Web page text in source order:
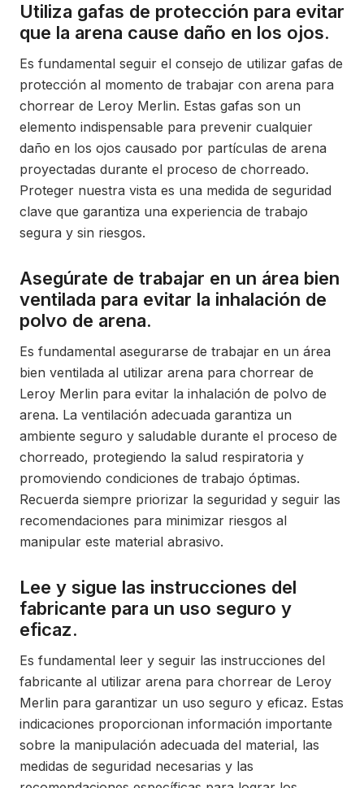
Utiliza gafas de protección para evitar
que la arena cause daño en los ojos.
Es fundamental seguir el consejo de utilizar gafas de
protección al momento de trabajar con arena para
chorrear de Leroy Merlin. Estas gafas son un
elemento indispensable para prevenir cualquier
daño en los ojos causado por partículas de arena
proyectadas durante el proceso de chorreado.
Proteger nuestra vista es una medida de seguridad
clave que garantiza una experiencia de trabajo
segura y sin riesgos.
Asegúrate de trabajar en un área bien
ventilada para evitar la inhalación de
polvo de arena.
Es fundamental asegurarse de trabajar en un área
bien ventilada al utilizar arena para chorrear de
Leroy Merlin para evitar la inhalación de polvo de
arena. La ventilación adecuada garantiza un
ambiente seguro y saludable durante el proceso de
chorreado, protegiendo la salud respiratoria y
promoviendo condiciones de trabajo óptimas.
Recuerda siempre priorizar la seguridad y seguir las
recomendaciones para minimizar riesgos al
manipular este material abrasivo.
Lee y sigue las instrucciones del
fabricante para un uso seguro y
eficaz.
Es fundamental leer y seguir las instrucciones del
fabricante al utilizar arena para chorrear de Leroy
Merlin para garantizar un uso seguro y eficaz. Estas
indicaciones proporcionan información importante
sobre la manipulación adecuada del material, las
medidas de seguridad necesarias y las